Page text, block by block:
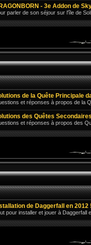
- 3e Addon de
parler de son séjour sur l'île de
de la Quête Principale
et réponses à propos de la
des Quêtes Secondaires
et réponses à propos des
de Daggerfall en 2012 !
pour installer et jouer à Daggerfall